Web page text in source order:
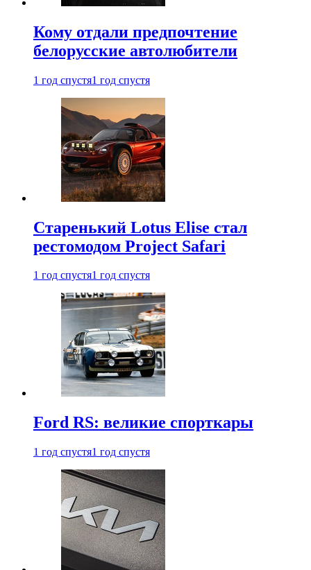
Кому отдали предпочтение
белорусские автолюбители
1 год спустя1 год спустя
Старенький Lotus Elise стал
рестомодом Project Safari
1 год спустя1 год спустя
Ford RS: великие спорткары
1 год спустя1 год спустя